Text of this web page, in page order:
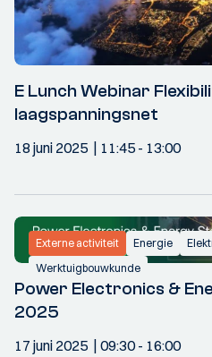
E Lunch Webinar
laagspanningsnet
18 juni 2025 11:45 - 13:00
Externe activiteit Energie
Werktuigbouwkunde
Power Electronics &
2025
17 juni 2025 09:30- 16:00